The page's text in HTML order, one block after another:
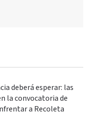
deberá esperar: las
la convocatoria de
a Recoleta